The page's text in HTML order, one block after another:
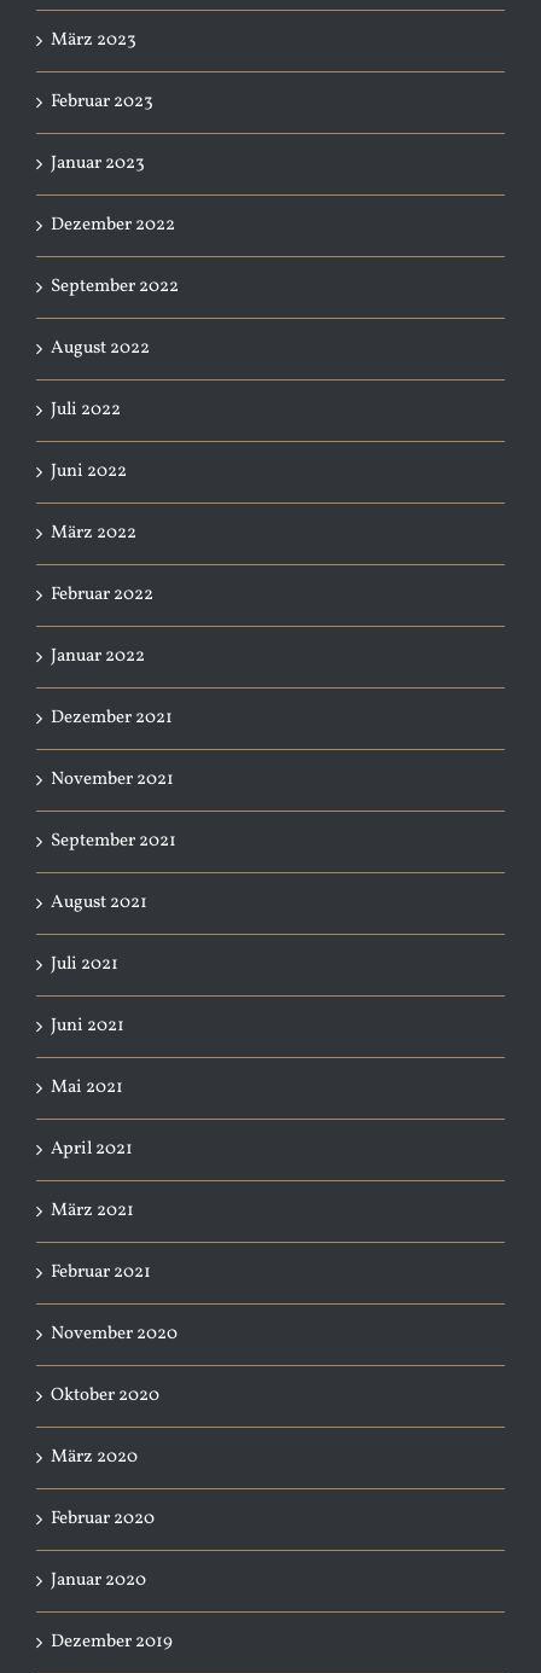
März 2023
Februar 2023
Januar 2023
Dezember 2022
September 2022
August 2022
Juli 2022
Juni 2022
März 2022
Februar 2022
Januar 2022
Dezember 2021
November 2021
September 2021
August 2021
Juli 2021
Juni 2021
Mai 2021
April 2021
März 2021
Februar 2021
November 2020
Oktober 2020
März 2020
Februar 2020
Januar 2020
Dezember 2019